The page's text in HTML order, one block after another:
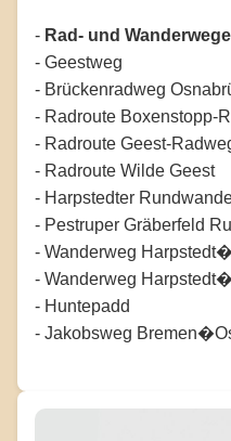
- Rad- und
- Geestweg
- Brückenradweg
- Radroute Boxenstopp-
- Radroute Geest-
- Radroute Wilde Geest
- Harpstedter
- Pestruper Gräberfeld
- Wanderweg
- Wanderweg
- Huntepadd
- Jakobsweg